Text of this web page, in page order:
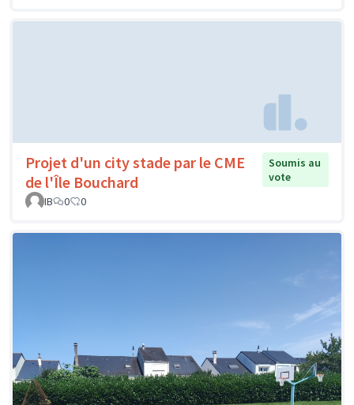
Projet d'un city stade par le CME
de l'Île Bouchard
Soumis au
vote
IB
0 0